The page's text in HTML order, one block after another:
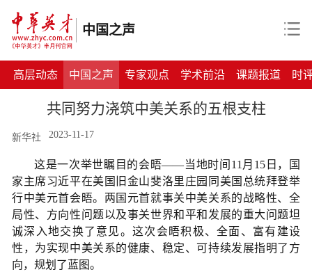
中国之声
高层动态 中国之声 专家观点 学术前沿 课题报道 时
共同努力浇筑中美关系的五根支柱
新华社 2023-11-17
这是一次举世瞩目的会晤——当地时间11月15日，国
家主席习近平在美国旧金山斐洛里庄园同美国总统拜登举
行中美元首会晤。两国元首就事关中美关系的战略性、全
局性、方向性问题以及事关世界和平和发展的重大问题坦
诚深入地交换了意见。这次会晤积极、全面、富有建设
性，为实现中美关系的健康、稳定、可持续发展指明了方
向，规划了蓝图。